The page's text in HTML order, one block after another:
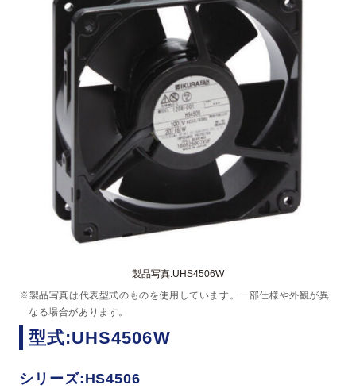
製品写真:UHS4506W
※製品写真は代表型式のものを使用しています。一部仕様や外観が異
なる場合があります。
型式:UHS4506W
シリーズ:HS4506